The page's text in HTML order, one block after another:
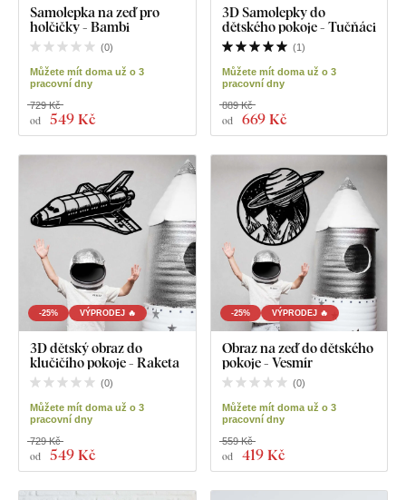
Samolepka na zeď pro
holčičky - Bambi
(0)
Můžete mít doma už o 3
pracovní dny
od 549 Kč
729 Kč
3D Samolepky do
dětského pokoje - Tučňáci
(1)
Můžete mít doma už o 3
pracovní dny
od 669 Kč
889 Kč
-25% VÝPRODEJ 🔥
3D dětský obraz do
klučičího pokoje - Raketa
(0)
Můžete mít doma už o 3
pracovní dny
od 549 Kč
729 Kč
-25% VÝPRODEJ 🔥
Obraz na zeď do dětského
pokoje - Vesmír
(0)
Můžete mít doma už o 3
pracovní dny
od 419 Kč
559 Kč